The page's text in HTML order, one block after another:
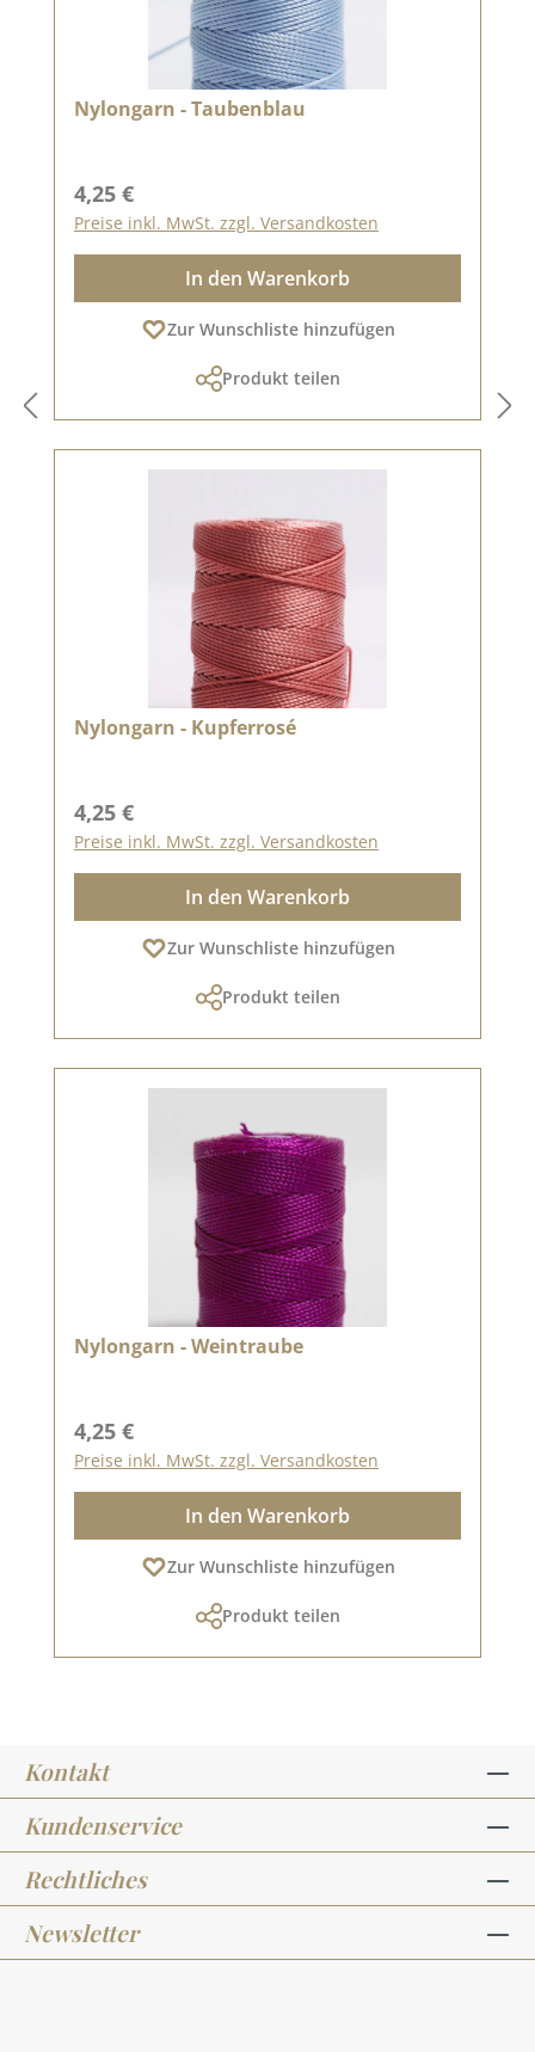
Nylongarn - Taubenblau
Regulärer Preis:
4,25 €
Preise inkl. MwSt. zzgl. Versandkosten
In den Warenkorb
Zur Wunschliste hinzufügen
Produkt teilen
Nylongarn - Kupferrosé
Regulärer Preis:
4,25 €
Preise inkl. MwSt. zzgl. Versandkosten
In den Warenkorb
Zur Wunschliste hinzufügen
Produkt teilen
Nylongarn - Weintraube
Regulärer Preis:
4,25 €
Preise inkl. MwSt. zzgl. Versandkosten
In den Warenkorb
Zur Wunschliste hinzufügen
Produkt teilen
Kontakt
Kundenservice
Rechtliches
Newsletter